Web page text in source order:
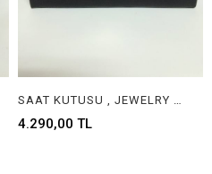
SAAT KUTUSU , JEWELRY WATCH BOX
4.290,00 TL